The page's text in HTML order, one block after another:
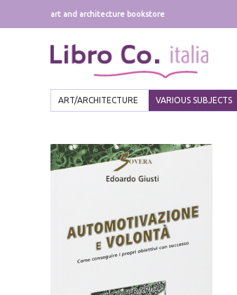
art and architecture bookstore
ART/ARCHITECTURE VARIOUS SUBJECTS